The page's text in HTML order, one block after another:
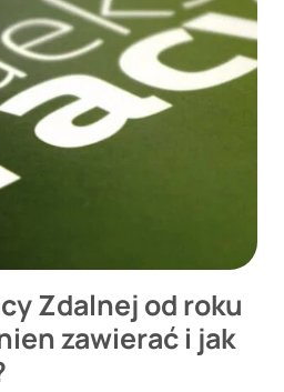
Zdalnej od roku
zawierać i jak